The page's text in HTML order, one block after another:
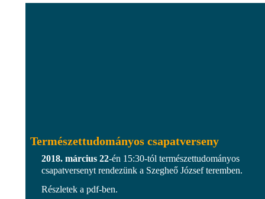
Természettudományos csapatverseny
2018. március 22-én 15:30-tól természettudományos
csapatversenyt rendezünk a Szegheő József teremben.
Részletek a pdf-ben.